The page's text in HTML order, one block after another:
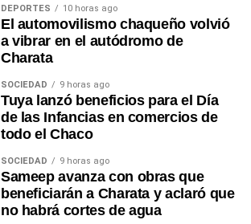
DEPORTES 10 horas ago
El automovilismo chaqueño volvió
a vibrar en el autódromo de
Charata
SOCIEDAD 9 horas ago
Tuya lanzó beneficios para el Día
de las Infancias en comercios de
todo el Chaco
SOCIEDAD 9 horas ago
Sameep avanza con obras que
beneficiarán a Charata y aclaró que
no habrá cortes de agua